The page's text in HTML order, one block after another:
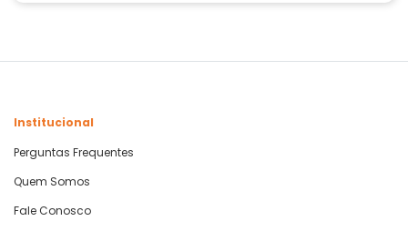
Institucional
Perguntas Frequentes
Quem Somos
Fale Conosco